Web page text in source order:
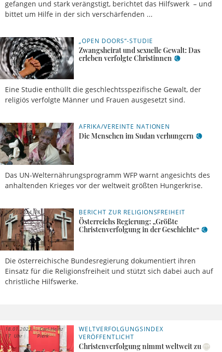
gefangen und stark verängstigt, berichtet das Hilfswerk – und
bittet um Hilfe in der sich verschärfenden ...
„OPEN DOORS“-STUDIE
Zwangsheirat und sexuelle Gewalt: Das
erleben verfolgte Christinnen
Eine Studie enthüllt die geschlechtsspezifische Gewalt, der
religiös verfolgte Männer und Frauen ausgesetzt sind.
19.03.2024,
10 Uhr
Vorabmeldung
AFRIKA/VEREINTE NATIONEN
Die Menschen im Sudan verhungern
Das UN-Welternährungsprogramm WFP warnt angesichts des
anhaltenden Krieges vor der weltweit größten Hungerkrise.
07.03.2024, 14
Uhr
Meldung
BERICHT ZUR RELIGIONSFREIHEIT
Österreichs Regierung: „Größte
Christenverfolgung in der Geschichte“
Die österreichische Bundesregierung dokumentiert ihren
Einsatz für die Religionsfreiheit und stützt sich dabei auch auf
christliche Hilfswerke.
20.01.2024, 08
Uhr
Meldung
WELTVERFOLGUNGSINDEX
VERÖFFENTLICHT
Christenverfolgung nimmt weltweit zu
18.01.2023,
17 Uhr
Carl-Heinz
Pierk